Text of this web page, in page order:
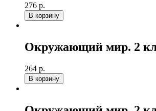
276 р.
В корзину
Окружающий мир. 2
264 р.
В корзину